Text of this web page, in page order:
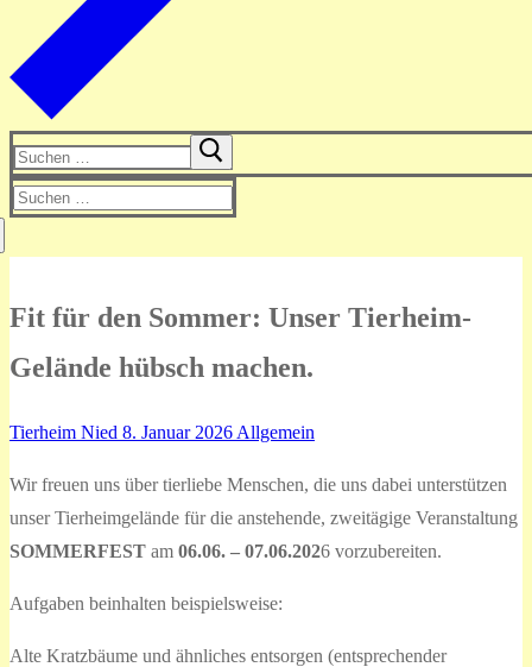
Suchen
nach:
Suchen
Fit für den Sommer: Unser Tierheim-
Gelände hübsch machen.
Tierheim Nied 8. Januar 2026 Allgemein
Wir freuen uns über tierliebe Menschen, die uns dabei unterstützen
unser Tierheimgelände für die anstehende, zweitägige Veranstaltung
SOMMERFEST am 06.06. – 07.06.2026 vorzubereiten.
Aufgaben beinhalten beispielsweise:
Alte Kratzbäume und ähnliches entsorgen (entsprechender